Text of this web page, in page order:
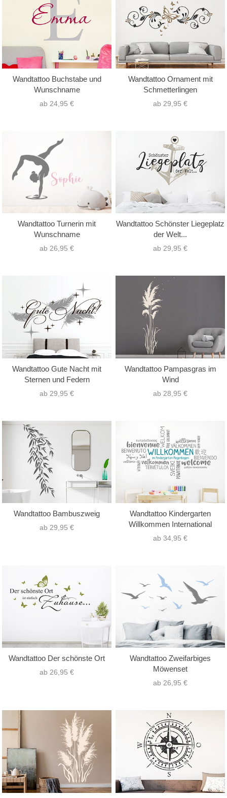
Wandtattoo Buchstabe und
Wunschname
ab 24,95 €
Wandtattoo Ornament mit
Schmetterlingen
ab 29,95 €
Wandtattoo Turnerin mit
Wunschname
ab 26,95 €
Wandtattoo Schönster Liegeplatz
der Welt...
ab 29,95 €
Wandtattoo Gute Nacht mit
Sternen und Federn
ab 29,95 €
Wandtattoo Pampasgras im
Wind
ab 28,95 €
Wandtattoo Bambuszweig
ab 29,95 €
Wandtattoo Kindergarten
Willkommen International
ab 34,95 €
Wandtattoo Der schönste Ort
ab 26,95 €
Wandtattoo Zweifarbiges
Möwenset
ab 26,95 €